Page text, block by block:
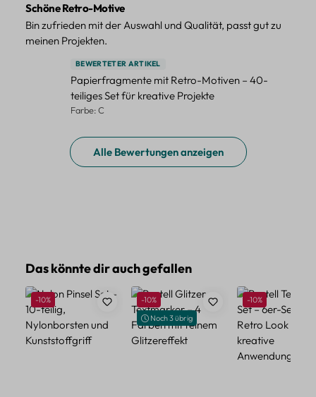
Schöne Retro-Motive
Bin zufrieden mit der Auswahl und Qualität, passt gut zu
meinen Projekten.
BEWERTETER ARTIKEL
Papierfragmente mit Retro-Motiven – 40-
teiliges Set für kreative Projekte
Farbe: C
Alle Bewertungen anzeigen
Produktgalerie überspringen
Das könnte dir auch gefallen
Rabatt
-10% Rabatt
-10%
Noch 3 übrig
Rabatt
-10%